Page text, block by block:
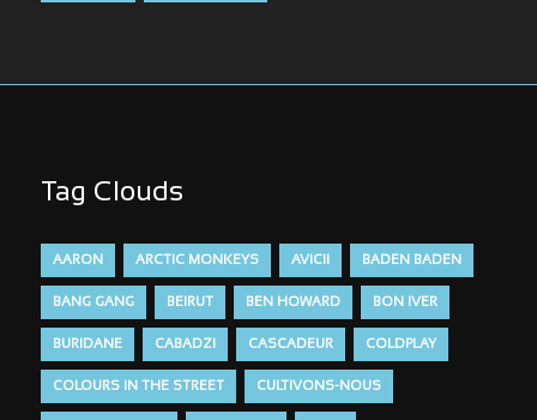
Tag Clouds
AARON ARCTIC MONKEYS AVICII BADEN BADEN
BANG GANG BEIRUT BEN HOWARD BON IVER
BURIDANE CABADZI CASCADEUR COLDPLAY
COLOURS IN THE STREET CULTIVONS-NOUS